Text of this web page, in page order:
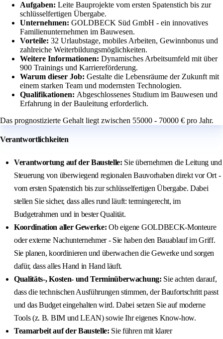
Aufgaben: Leite Bauprojekte vom ersten Spatenstich bis zur
schlüsselfertigen Übergabe.
Unternehmen: GOLDBECK Süd GmbH - ein innovatives
Familienunternehmen im Bauwesen.
Vorteile: 32 Urlaubstage, mobiles Arbeiten, Gewinnbonus und
zahlreiche Weiterbildungsmöglichkeiten.
Weitere Informationen: Dynamisches Arbeitsumfeld mit über
900 Trainings und Karriereförderung.
Warum dieser Job: Gestalte die Lebensräume der Zukunft mit
einem starken Team und modernsten Technologien.
Qualifikationen: Abgeschlossenes Studium im Bauwesen und
Erfahrung in der Bauleitung erforderlich.
Das prognostizierte Gehalt liegt zwischen 55000 - 70000 € pro Jahr.
Verantwortlichkeiten
Verantwortung auf der Baustelle: Sie übernehmen die Leitung und
Steuerung von überwiegend regionalen Bauvorhaben direkt vor Ort -
vom ersten Spatenstich bis zur schlüsselfertigen Übergabe. Dabei
stellen Sie sicher, dass alles rund läuft: termingerecht, im
Budgetrahmen und in bester Qualität.
Koordination aller Gewerke: Ob eigene GOLDBECK-Monteure
oder externe Nachunternehmer - Sie haben den Bauablauf im Griff.
Sie planen, koordinieren und überwachen die Gewerke und sorgen
dafür, dass alles Hand in Hand läuft.
Qualitäts-, Kosten- und Terminüberwachung: Sie achten darauf,
dass die technischen Ausführungen stimmen, der Baufortschritt passt
und das Budget eingehalten wird. Dabei setzen Sie auf moderne
Tools (z. B. BIM und LEAN) sowie Ihr eigenes Know-how.
Teamarbeit auf der Baustelle: Sie führen mit klarer